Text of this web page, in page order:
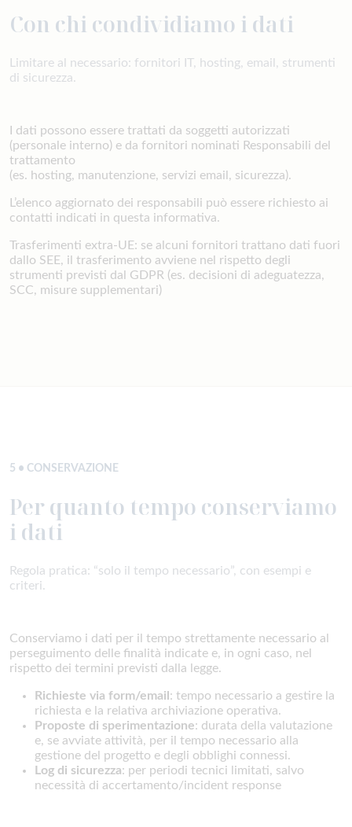
Con chi condividiamo i dati
Limitare al necessario: fornitori IT, hosting, email, strumenti
di sicurezza.
I dati possono essere trattati da soggetti autorizzati
(personale interno) e da fornitori nominati Responsabili del
trattamento
(es. hosting, manutenzione, servizi email, sicurezza).
L’elenco aggiornato dei responsabili può essere richiesto ai
contatti indicati in questa informativa.
Trasferimenti extra-UE: se alcuni fornitori trattano dati fuori
dallo SEE, il trasferimento avviene nel rispetto degli
strumenti previsti dal GDPR (es. decisioni di adeguatezza,
SCC, misure supplementari)
5 • CONSERVAZIONE
Per quanto tempo conserviamo
i dati
Regola pratica: “solo il tempo necessario”, con esempi e
criteri.
Conserviamo i dati per il tempo strettamente necessario al
perseguimento delle finalità indicate e, in ogni caso, nel
rispetto dei termini previsti dalla legge.
Richieste via form/email: tempo necessario a gestire la
richiesta e la relativa archiviazione operativa.
Proposte di sperimentazione: durata della valutazione
e, se avviate attività, per il tempo necessario alla
gestione del progetto e degli obblighi connessi.
Log di sicurezza: per periodi tecnici limitati, salvo
necessità di accertamento/incident response